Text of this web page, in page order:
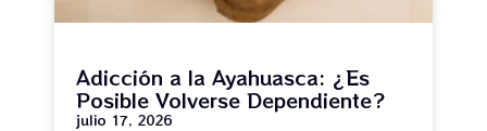
Adicción a la Ayahuasca: ¿Es
Posible Volverse Dependiente?
julio 17, 2026